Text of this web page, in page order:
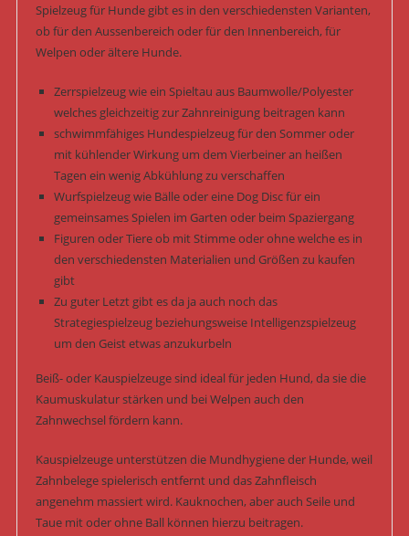
Spielzeug für Hunde gibt es in den verschiedensten Varianten,
ob für den Aussenbereich oder für den Innenbereich, für
Welpen oder ältere Hunde.
Zerrspielzeug wie ein Spieltau aus Baumwolle/Polyester
welches gleichzeitig zur Zahnreinigung beitragen kann
schwimmfähiges Hundespielzeug für den Sommer oder
mit kühlender Wirkung um dem Vierbeiner an heißen
Tagen ein wenig Abkühlung zu verschaffen
Wurfspielzeug wie Bälle oder eine Dog Disc für ein
gemeinsames Spielen im Garten oder beim Spaziergang
Figuren oder Tiere ob mit Stimme oder ohne welche es in
den verschiedensten Materialien und Größen zu kaufen
gibt
Zu guter Letzt gibt es da ja auch noch das
Strategiespielzeug beziehungsweise Intelligenzspielzeug
um den Geist etwas anzukurbeln
Beiß- oder Kauspielzeuge sind ideal für jeden Hund, da sie die
Kaumuskulatur stärken und bei Welpen auch den
Zahnwechsel fördern kann.
Kauspielzeuge unterstützen die Mundhygiene der Hunde, weil
Zahnbelege spielerisch entfernt und das Zahnfleisch
angenehm massiert wird. Kauknochen, aber auch Seile und
Taue mit oder ohne Ball können hierzu beitragen.